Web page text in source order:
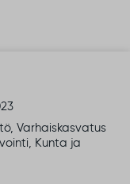
Varhaiskasvatus
Kunta ja